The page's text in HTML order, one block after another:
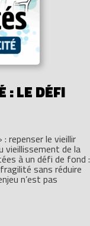
: LE DÉFI
repenser le vieillir
vieillissement de la
à un défi de fond :
sans réduire
n’est pas